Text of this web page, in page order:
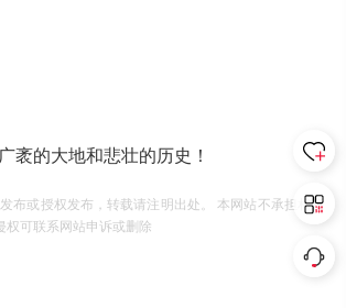
袤的大地和悲壮的历史！
布或授权发布，转载请注明出处。 本网站不承担相应
权可联系网站申诉或删除